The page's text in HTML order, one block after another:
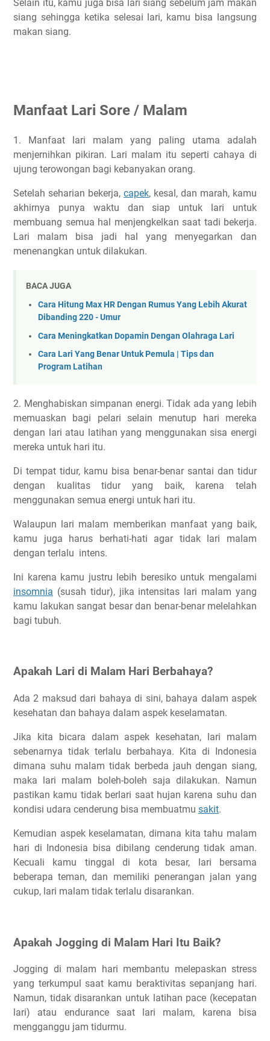
Selain itu, kamu juga bisa lari siang sebelum jam makan
siang sehingga ketika selesai lari, kamu bisa langsung
makan siang.
Manfaat Lari Sore / Malam
1. Manfaat lari malam yang paling utama adalah
menjernihkan pikiran. Lari malam itu seperti cahaya di
ujung terowongan bagi kebanyakan orang.
Setelah seharian bekerja, capek, kesal, dan marah, kamu
akhirnya punya waktu dan siap untuk lari untuk
membuang semua hal menjengkelkan saat tadi bekerja.
Lari malam bisa jadi hal yang menyegarkan dan
menenangkan untuk dilakukan.
BACA JUGA
Cara Hitung Max HR Dengan Rumus Yang Lebih Akurat
Dibanding 220 - Umur
Cara Meningkatkan Dopamin Dengan Olahraga Lari
Cara Lari Yang Benar Untuk Pemula | Tips dan
Program Latihan
2. Menghabiskan simpanan energi. Tidak ada yang lebih
memuaskan bagi pelari selain menutup hari mereka
dengan lari atau latihan yang menggunakan sisa energi
mereka untuk hari itu.
Di tempat tidur, kamu bisa benar-benar santai dan tidur
dengan kualitas tidur yang baik, karena telah
menggunakan semua energi untuk hari itu.
Walaupun lari malam memberikan manfaat yang baik,
kamu juga harus berhati-hati agar tidak lari malam
dengan terlalu intens.
Ini karena kamu justru lebih beresiko untuk mengalami
insomnia (susah tidur), jika intensitas lari malam yang
kamu lakukan sangat besar dan benar-benar melelahkan
bagi tubuh.
Apakah Lari di Malam Hari Berbahaya?
Ada 2 maksud dari bahaya di sini, bahaya dalam aspek
kesehatan dan bahaya dalam aspek keselamatan.
Jika kita bicara dalam aspek kesehatan, lari malam
sebenarnya tidak terlalu berbahaya. Kita di Indonesia
dimana suhu malam tidak berbeda jauh dengan siang,
maka lari malam boleh-boleh saja dilakukan. Namun
pastikan kamu tidak berlari saat hujan karena suhu dan
kondisi udara cenderung bisa membuatmu sakit.
Kemudian aspek keselamatan, dimana kita tahu malam
hari di Indonesia bisa dibilang cenderung tidak aman.
Kecuali kamu tinggal di kota besar, lari bersama
beberapa teman, dan memiliki penerangan jalan yang
cukup, lari malam tidak terlalu disarankan.
Apakah Jogging di Malam Hari Itu Baik?
Jogging di malam hari membantu melepaskan stress
yang terkumpul saat kamu beraktivitas sepanjang hari.
Namun, tidak disarankan untuk latihan pace (kecepatan
lari) atau endurance saat lari malam, karena bisa
mengganggu jam tidurmu.